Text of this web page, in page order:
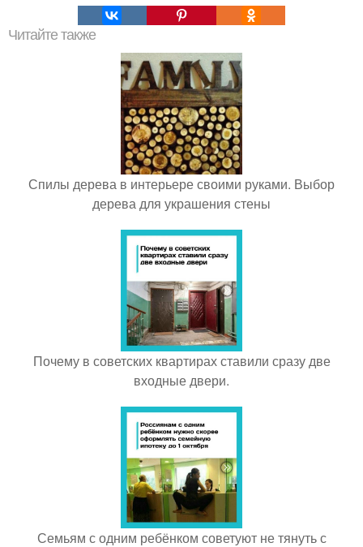
Читайте также
Спилы дерева в интерьере своими руками. Выбор
дерева для украшения стены
Почему в советских квартирах ставили сразу две
входные двери.
Семьям с одним ребёнком советуют не тянуть с